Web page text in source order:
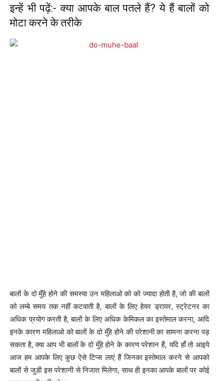
इन्हें भी पढ़ें:- क्या आपके बाल पतले हैं? ये हैं बालों को
मोटा करने के तरीके
बालों के दो मुँहे होने की समस्या उन महिलाओ को को ज्यादा होती है, जो की बालों
को लम्बे समय तक नहीं कटवाती है, बालों के लिए हेयर ड्रायर, स्ट्रेटनर का
अधिक प्रयोग करती है, बालों के लिए अधिक केमिकल का इस्तेमाल करना, आदि
इनके कारण महिलाओ को बालों के दो मुँहे होने की परेशानी का सामना करना पड़
सकता है, क्या आप भी बालों के दो मुँहे होने के कारण परेशान हैं, यदि हाँ तो आइये
आज हम आपके लिए कुछ ऐसे टिप्स लाएं हैं जिनका इस्तेमाल करने से आपको
बालों से जुडी इस परेशानी से निजात मिलेगा, साथ ही इनका आपके बालों पर कोई